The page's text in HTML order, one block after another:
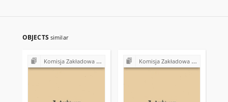
OBJECTS similar
Komisja Zakładowa NSZZ "Solidarność" przy Gminnej Spółdzielni "Samopomoc Chłopska" w Bodzentynie Komisja Zakładowa NSZZ "Solidarność" przy Gminnej Spółdzielni "Samopomoc Chłopska" w Bodzentynie